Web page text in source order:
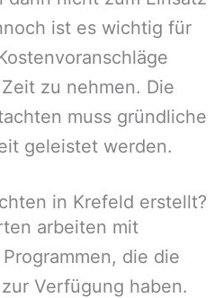
ist es wichtig für
zu nehmen. Die
muss gründliche
geleistet werden.
in Krefeld erstellt?
arbeiten mit
die die
Verfügung haben.